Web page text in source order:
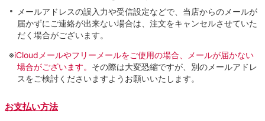
メールアドレスの誤入力や受信設定などで、当店からのメールが
届かずにご連絡が出来ない場合は、注文をキャンセルさせていた
だく場合がございます。
※iCloudメールやフリーメールをご使用の場合、メールが届かない
場合がございます。 その際は大変恐縮ですが、別のメールアドレ
スをご検討くださいますようお願いいたします。
お支払い方法